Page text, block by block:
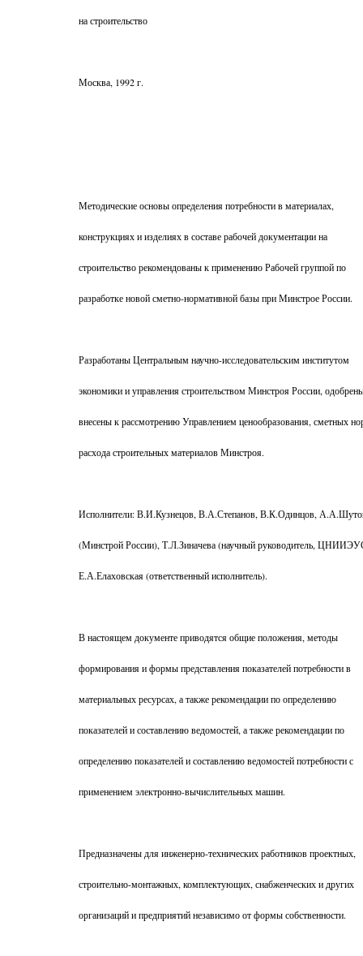
на строительство
Москва, 1992 г.
Методические основы определения потребности в материалах,
конструкциях и изделиях в составе рабочей документации на
строительство рекомендованы к применению Рабочей группой по
разработке новой сметно-нормативной базы при Минстрое России.
Разработаны Центральным научно-исследовательским институтом
экономики и управления строительством Минстроя России,
внесены к рассмотрению Управлением ценообразования, сметных
расхода строительных материалов Минстроя.
Исполнители: В.И.Кузнецов, В.А.Степанов, В.К.Одинцов,
(Минстрой России), Т.Л.Зиначева (научный руководитель,
Е.А.Елаховская (ответственный исполнитель).
В настоящем документе приводятся общие положения, методы
формирования и формы представления показателей потребности в
материальных ресурсах, а также рекомендации по определению
показателей и составлению ведомостей, а также рекомендации по
определению показателей и составлению ведомостей потребности с
применением электронно-вычислительных машин.
Предназначены для инженерно-технических работников проектных,
строительно-монтажных, комплектующих, снабженческих и других
организаций и предприятий независимо от формы собственности.